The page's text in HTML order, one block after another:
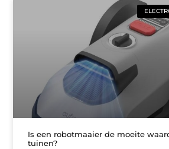
Is een robotmaaier de moeite
tuinen?